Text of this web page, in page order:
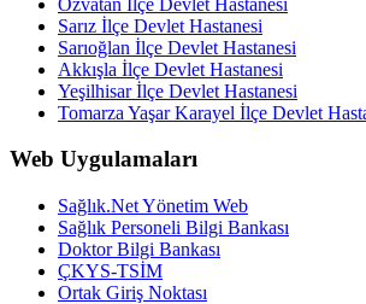
Sarız İlçe Devlet Hastanesi
Sarıoğlan İlçe Devlet Hastanesi
Akkışla İlçe Devlet Hastanesi
Yeşilhisar İlçe Devlet Hastanesi
Tomarza Yaşar Karayel İlçe Devlet
Web Uygulamaları
Sağlık.Net Yönetim Web
Sağlık Personeli Bilgi Bankası
Doktor Bilgi Bankası
ÇKYS-TSİM
Ortak Giriş Noktası